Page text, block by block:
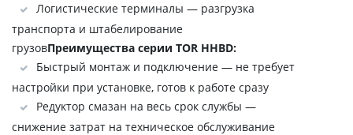
Логистические терминалы — разгрузка
транспорта и штабелирование
грузовПреимущества серии TOR HHBD:
Быстрый монтаж и подключение — не требует
настройки при установке, готов к работе сразу
Редуктор смазан на весь срок службы —
снижение затрат на техническое обслуживание